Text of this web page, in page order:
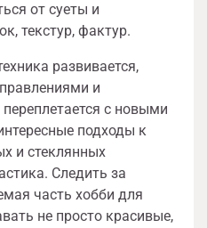
от суеты и
текстур, фактур.
развивается,
и
с новыми
подходы к
и стеклянных
Следить за
часть хобби для
не просто красивые,